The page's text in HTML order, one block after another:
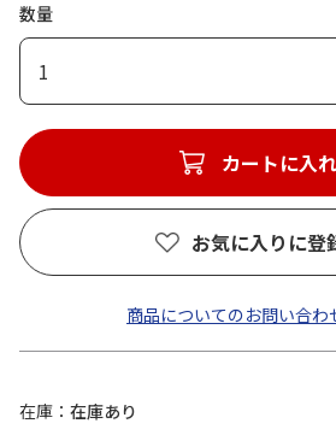
数量
1
カートに入
お気に入りに登
商品についてのお問い合わ
在庫
在庫あり